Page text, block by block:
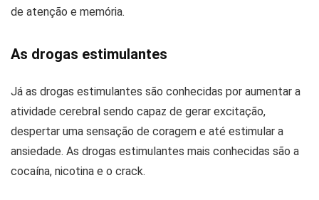
de atenção e memória.
As drogas estimulantes
Já as drogas estimulantes são conhecidas por aumentar a
atividade cerebral sendo capaz de gerar excitação,
despertar uma sensação de coragem e até estimular a
ansiedade. As drogas estimulantes mais conhecidas são a
cocaína, nicotina e o crack.